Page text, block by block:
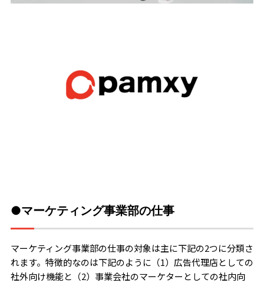
●マーケティング事業部の仕事
マーケティング事業部の仕事の対象は主に下記の2つに分類さ
れます。特徴的なのは下記のように（1）広告代理店としての
社外向け機能と（2）事業会社のマーケターとしての社内向